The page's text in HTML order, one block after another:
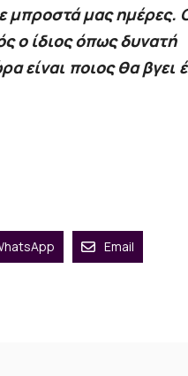
μπροστά μας ημέρες.
ο ίδιος όπως δυνατή
είναι ποιος θα βγει
Email